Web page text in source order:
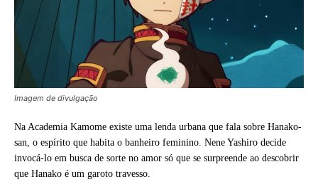
Imagem de divulgação
Na Academia Kamome existe uma lenda urbana que fala sobre Hanako-
san, o espírito que habita o banheiro feminino. Nene Yashiro decide
invocá-lo em busca de sorte no amor só que se surpreende ao descobrir
que Hanako é um garoto travesso.